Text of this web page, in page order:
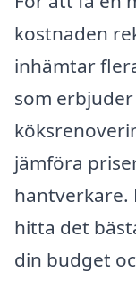
kostnaden
inhämtar
som
jämföra
hantverkare.
hitta det
din budget